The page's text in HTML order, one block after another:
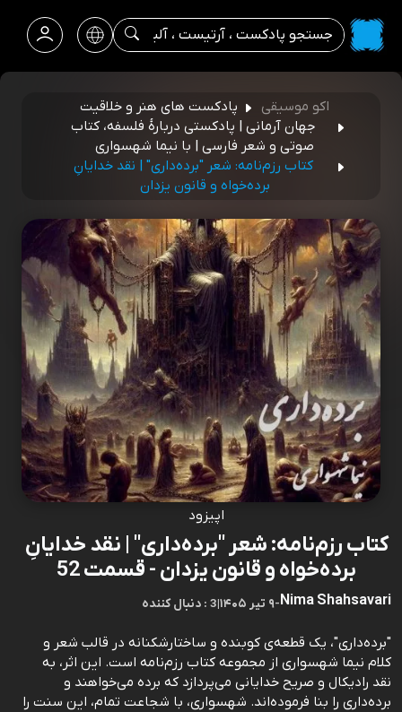
اکو موسیقی
پادکست های هنر و خلاقیت
جهان آرمانی | پادکستی دربارۀ فلسفه، کتاب
صوتی و شعر فارسی | با نیما شهسواری
کتاب رزم‌نامه: شعر "برده‌داری" | نقد خدایانِ
برده‌خواه و قانون یزدان
اپیزود
کتاب رزم‌نامه: شعر "برده‌داری" | نقد خدایانِ
برده‌خواه و قانون یزدان - قسمت 52
Nima Shahsavari
-۹ تیر ۱۴۰۵ |3 : دنبال کننده
"برده‌داری"، یک قطعه‌ی کوبنده و ساختارشکنانه در قالب شعر و
کلام نیما شهسواری از مجموعه کتاب رزم‌نامه است. این اثر، به
نقد رادیکال و صریح خدایانی می‌پردازد که برده می‌خواهند و
برده‌داری را بنا فرموده‌اند. شهسواری، با شجاعت تمام، این سنت را